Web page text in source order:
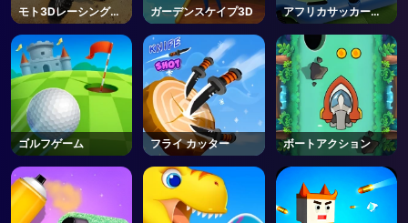
モト3Dレーシングチ
ャレンジ
ガーデンスケイプ3D
アフリカサッカーラ
ン
ゴルフゲーム フライ カッター ボートアクション